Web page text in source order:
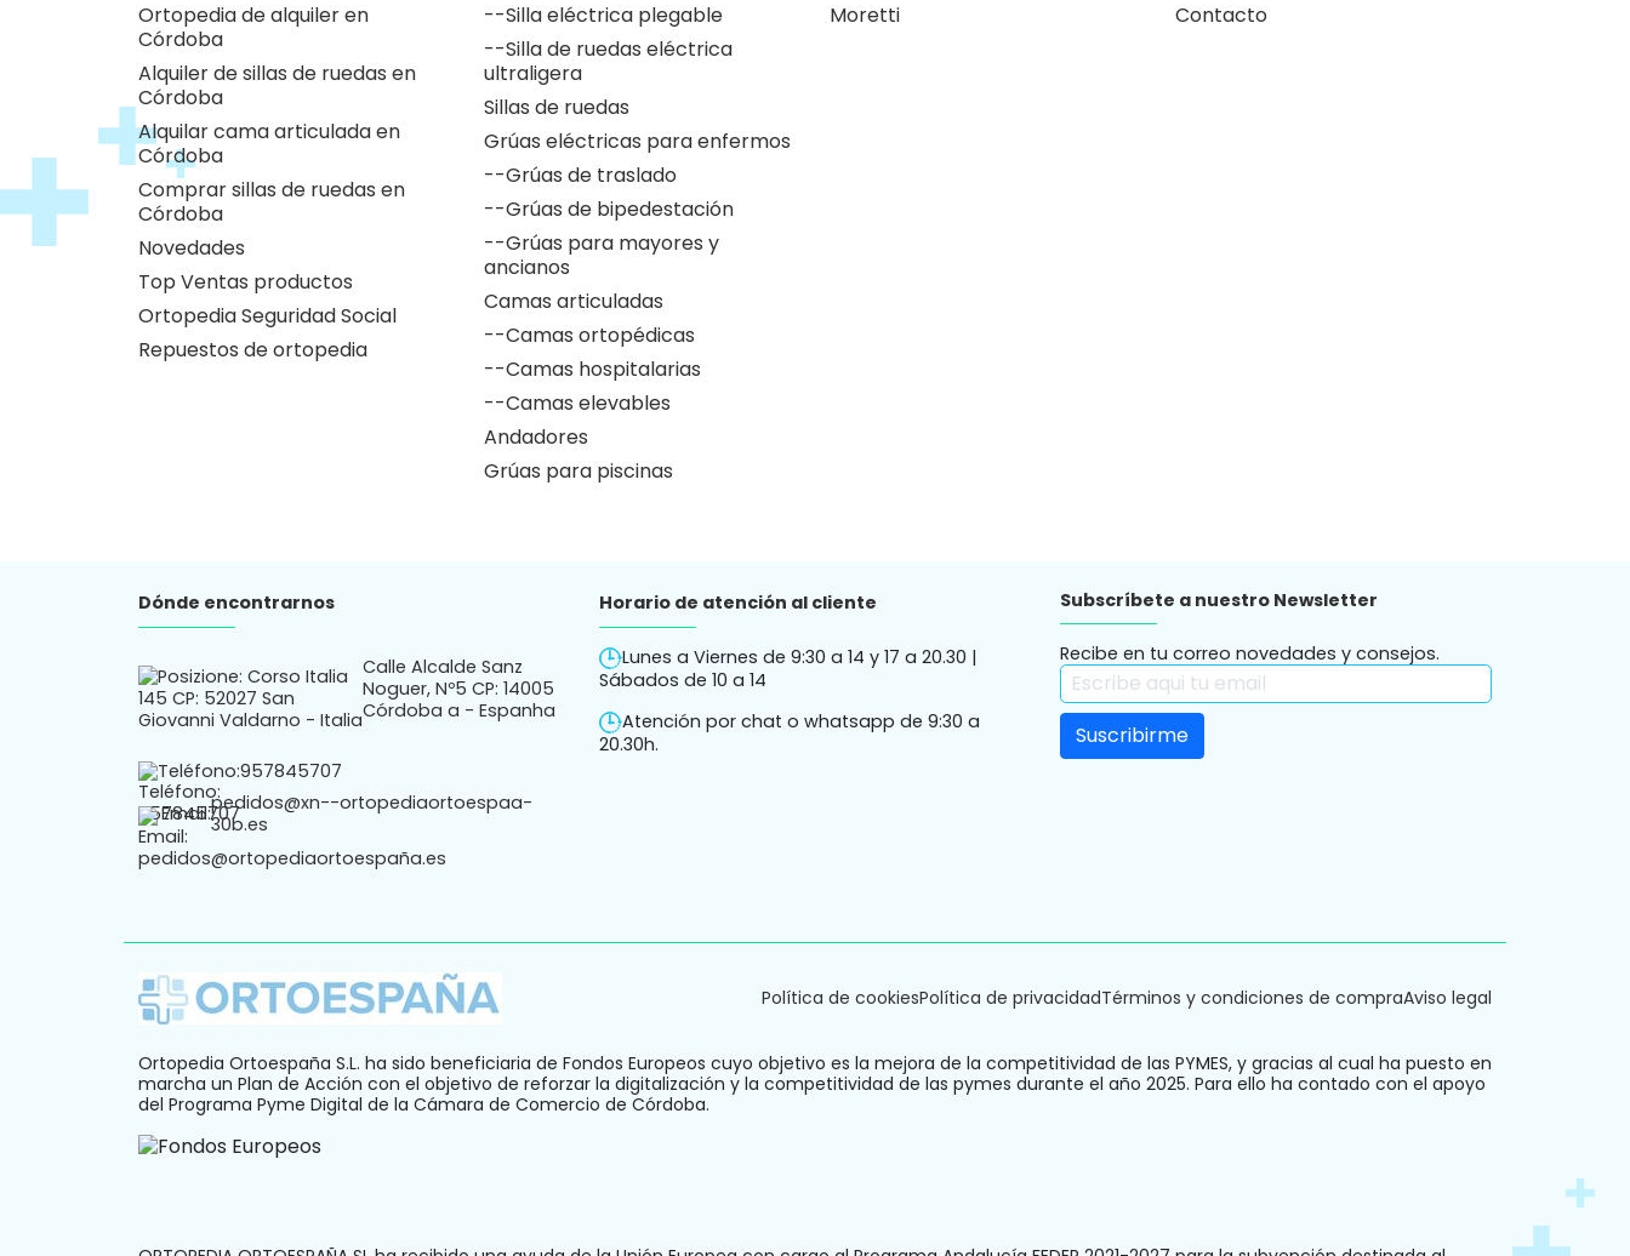
Ortopedia de alquiler en
Córdoba
Alquiler de sillas de ruedas en
Córdoba
Alquilar cama articulada en
Córdoba
Comprar sillas de ruedas en
Córdoba
Novedades
Top Ventas productos
Ortopedia Seguridad Social
Repuestos de ortopedia
--Silla eléctrica plegable
--Silla de ruedas eléctrica
ultraligera
Sillas de ruedas
Grúas eléctricas para enfermos
--Grúas de traslado
--Grúas de bipedestación
--Grúas para mayores y
ancianos
Camas articuladas
--Camas ortopédicas
--Camas hospitalarias
--Camas elevables
Andadores
Grúas para piscinas
Moretti
Contacto
Dónde encontrarnos
Calle Alcalde Sanz
Noguer, Nº5 CP: 14005
Córdoba a - Espanha
Teléfono:957845707
Email:pedidos@xn--ortopediaortoespaa-
30b.es
Horario de atención al cliente
Lunes a Viernes de 9:30 a 14 y 17 a 20.30 |
Sábados de 10 a 14
Atención por chat o whatsapp de 9:30 a
20.30h.
Subscríbete a nuestro Newsletter
Recibe en tu correo novedades y consejos.
Política de cookiesPolítica de privacidadTérminos y condiciones de compraAviso legal
Ortopedia Ortoespaña S.L. ha sido beneficiaria de Fondos Europeos cuyo objetivo es la mejora de la competitividad de las PYMES, y gracias al cual ha puesto en
marcha un Plan de Acción con el objetivo de reforzar la digitalización y la competitividad de las pymes durante el año 2025. Para ello ha contado con el apoyo
del Programa Pyme Digital de la Cámara de Comercio de Córdoba.